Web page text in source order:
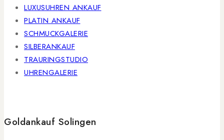
LUXUSUHREN ANKAUF
PLATIN ANKAUF
SCHMUCKGALERIE
SILBERANKAUF
TRAURINGSTUDIO
UHRENGALERIE
Goldankauf Solingen